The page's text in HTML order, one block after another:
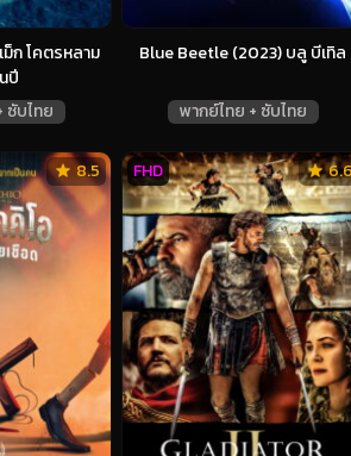
ม็ก โคตรหลาม
ปี
ซับไทย
Blue Beetle (2023) บลู บีเทิล
พากย์ไทย + ซับไทย
8.5 FHD